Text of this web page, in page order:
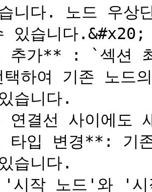
니다. 노드 우상
있습니다.&#x20;
추가** : `섹션
택하여 기존 노드
습니다.
입 변경**: 기존
습니다.